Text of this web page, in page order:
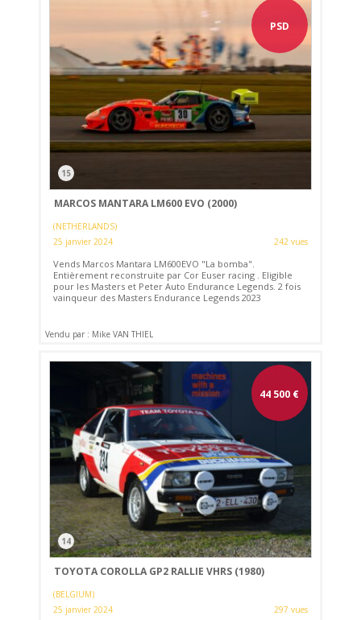
PSD
15
MARCOS MANTARA LM600 EVO (2000)
(NETHERLANDS)
25 janvier 2024
242 vues
Vends Marcos Mantara LM600EVO "La bomba".
Entièrement reconstruite par Cor Euser racing . Eligible
pour les Masters et Peter Auto Endurance Legends. 2 fois
vainqueur des Masters Endurance Legends 2023
Vendu par : Mike VAN THIEL
44 500 €
14
TOYOTA COROLLA GP2 RALLIE VHRS (1980)
(BELGIUM)
25 janvier 2024
297 vues